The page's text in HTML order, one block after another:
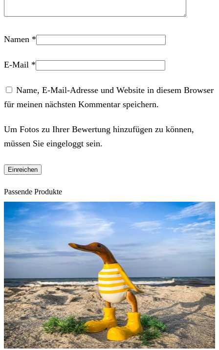
Namen *
E-Mail *
Name, E-Mail-Adresse und Website in diesem Browser
für meinen nächsten Kommentar speichern.
Um Fotos zu Ihrer Bewertung hinzufügen zu können,
müssen Sie eingeloggt sein.
Passende Produkte